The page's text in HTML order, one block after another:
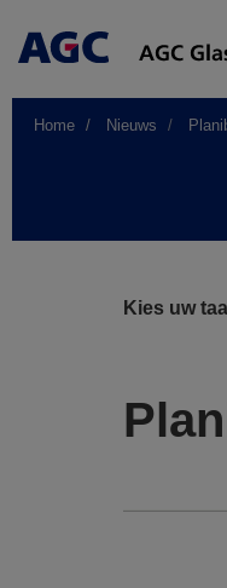
Main
Home Nieuws
Kies uw taal